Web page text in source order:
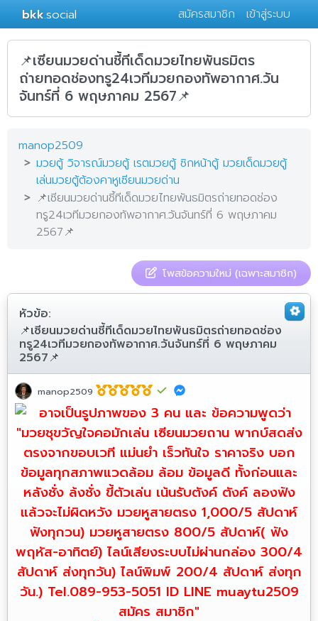
bkk.social สมัครสมาชิก เข้าสู่ระบบ
📌เซียนมวยด่านชี้ทีเด็ดมวยไทยพันธมิตร
ถ่ายทอดช่องทรู24เวทีมวยกองทัพอากาศ.วัน
จันทร์ที่ 6 พฤษภาคม 2567📌
manop2509
มวยตู้ วิจารณ์มวยตู้ เรตมวยตู้ ซิกหน้าตู้ มวยเด็ดมวยตู้
เล่นมวยตู้ต้องคาหูเซียนมวยด่าน
📌เซียนมวยด่านชี้ทีเด็ดมวยไทยพันธมิตรถ่ายทอดช่อง
ทรู24เวทีมวยกองทัพอากาศ.วันจันทร์ที่ 6 พฤษภาคม
2567📌
โพสข้อความใหม่ (เฉพาะสมาชิก)
หัวข้อ:
📌เซียนมวยด่านชี้ทีเด็ดมวยไทยพันธมิตรถ่ายทอดช่อง
ทรู24เวทีมวยกองทัพอากาศ.วันจันทร์ที่ 6 พฤษภาคม
2567📌
manop2509